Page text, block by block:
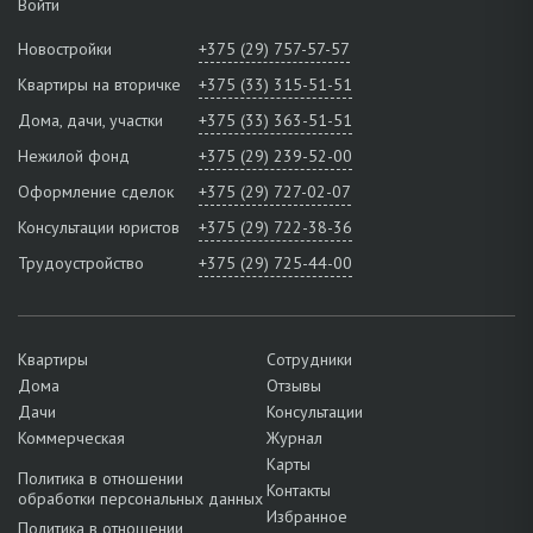
Войти
Новостройки
+375 (29) 757-57-57
Квартиры на вторичке
+375 (33) 315-51-51
Дома, дачи, участки
+375 (33) 363-51-51
Нежилой фонд
+375 (29) 239-52-00
Оформление сделок
+375 (29) 727-02-07
Консультации юристов
+375 (29) 722-38-36
Трудоустройство
+375 (29) 725-44-00
Квартиры
Дома
Дачи
Коммерческая
Политика в отношении
обработки персональных данных
Политика в отношении
Сотрудники
Отзывы
Консультации
Журнал
Карты
Контакты
Избранное